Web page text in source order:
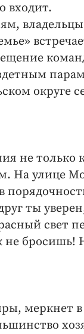
входит.
владельцы
округе
не
На улице
ты
свет
бросишь!
меркнет